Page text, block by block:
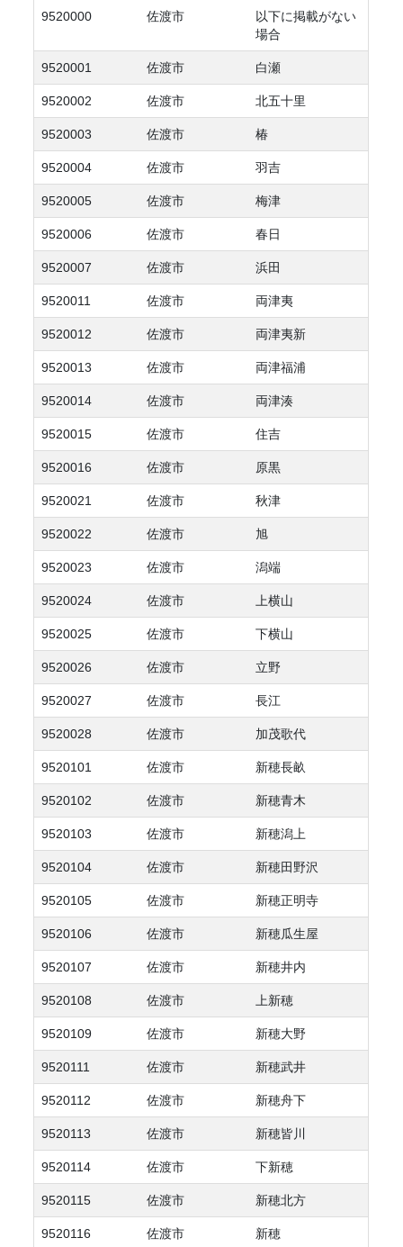
9520000 佐渡市
以下に掲載がない
場合
9520001 佐渡市 白瀬
9520002 佐渡市 北五十里
9520003 佐渡市 椿
9520004 佐渡市 羽吉
9520005 佐渡市 梅津
9520006 佐渡市 春日
9520007 佐渡市 浜田
9520011 佐渡市 両津夷
9520012 佐渡市 両津夷新
9520013 佐渡市 両津福浦
9520014 佐渡市 両津湊
9520015 佐渡市 住吉
9520016 佐渡市 原黒
9520021 佐渡市 秋津
9520022 佐渡市 旭
9520023 佐渡市 潟端
9520024 佐渡市 上横山
9520025 佐渡市 下横山
9520026 佐渡市 立野
9520027 佐渡市 長江
9520028 佐渡市 加茂歌代
9520101 佐渡市 新穂長畝
9520102 佐渡市 新穂青木
9520103 佐渡市 新穂潟上
9520104 佐渡市 新穂田野沢
9520105 佐渡市 新穂正明寺
9520106 佐渡市 新穂瓜生屋
9520107 佐渡市 新穂井内
9520108 佐渡市 上新穂
9520109 佐渡市 新穂大野
9520111 佐渡市 新穂武井
9520112 佐渡市 新穂舟下
9520113 佐渡市 新穂皆川
9520114 佐渡市 下新穂
9520115 佐渡市 新穂北方
9520116 佐渡市 新穂